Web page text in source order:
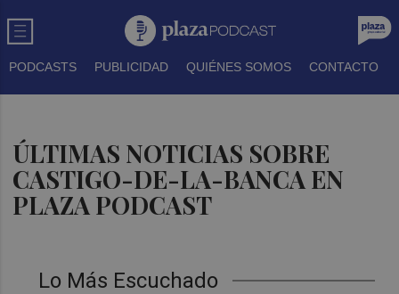
PODCASTS PUBLICIDAD QUIÉNES SOMOS CONTACTO
ÚLTIMAS NOTICIAS SOBRE
CASTIGO-DE-LA-BANCA EN
PLAZA PODCAST
Lo Más Escuchado